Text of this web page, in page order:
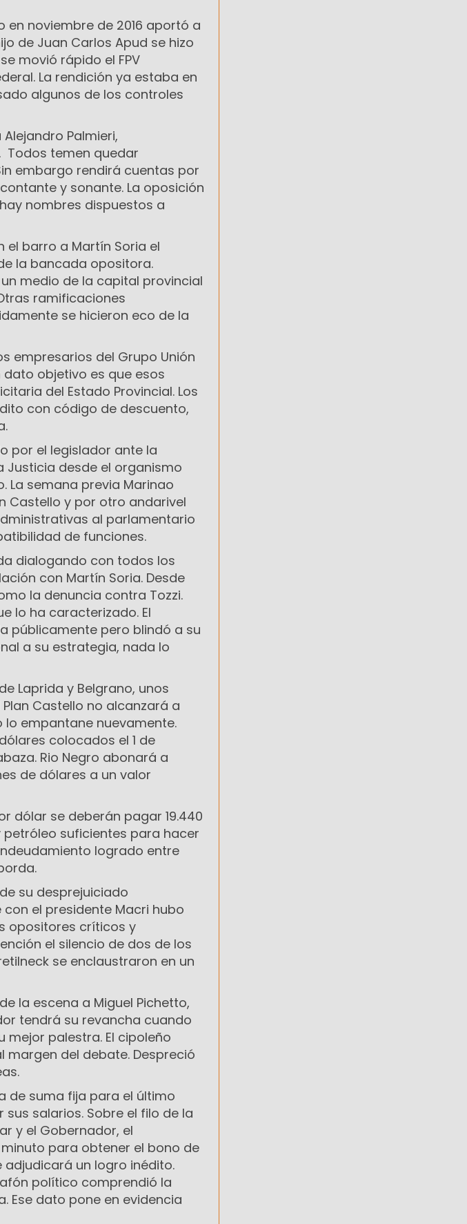
en noviembre de 2016 aportó a
de Juan Carlos Apud se hizo
movió rápido el FPV
La rendición ya estaba en
algunos de los controles
Palmieri,
Todos temen quedar
embargo rendirá cuentas por
y sonante. La oposición
nombres dispuestos a
el barro a Martín Soria el
la bancada opositora.
medio de la capital provincial
ramificaciones
se hicieron eco de la
empresarios del Grupo Unión
dato objetivo es que esos
del Estado Provincial. Los
con código de descuento,
por el legislador ante la
Justicia desde el organismo
La semana previa Marinao
Castello y por otro andarivel
al parlamentario
de funciones.
dialogando con todos los
con Martín Soria. Desde
la denuncia contra Tozzi.
lo ha caracterizado. El
públicamente pero blindó a su
a su estrategia, nada lo
Laprida y Belgrano, unos
Castello no alcanzará a
empantane nuevamente.
colocados el 1 de
Rio Negro abonará a
de dólares a un valor
dólar se deberán pagar 19.440
suficientes para hacer
logrado entre
su desprejuiciado
el presidente Macri hubo
opositores críticos y
el silencio de dos de los
se enclaustraron en un
la escena a Miguel Pichetto,
tendrá su revancha cuando
mejor palestra. El cipoleño
del debate. Despreció
de suma fija para el último
salarios. Sobre el filo de la
y el Gobernador, el
para obtener el bono de
adjudicará un logro inédito.
político comprendió la
Ese dato pone en evidencia